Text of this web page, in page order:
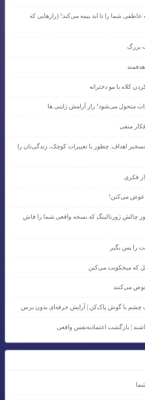
عاطفی شما را تا ابد بیمه می‌کند! (رازهایی که
بزرگ
۲۰۲۶ برای تسخیر اهداف: چطور با تغییرات کوچک، زندگی‌تان را
فکری
به اعماق روح: ۳۱ روز چالش ژورنالینگ که نسخه واقعی شما را فاش
را پس بگیر
که میخکوبت می‌کنن
چشم با گوش پاک‌کن | آرایش حرفه‌ای بدون برس
| بازگشت اعتمادبه‌نفس واقعی